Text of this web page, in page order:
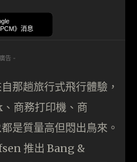
》消息
告 -
那趟旅行式飛行體驗，
商務打印機、商
是質量高但悶出鳥來。
推出 Bang &